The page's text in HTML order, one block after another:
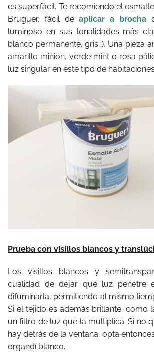
es superfácil. Te recomiendo el
Bruguer, fácil deaplicar a brochao
luminoso en sus tonalidades más
blanco permanente, gris…). Una pieza
amarillo minion, verde mint o rosa
luz singular en este tipo de
Prueba con visillos blancos y
Los visillos blancos y
cualidad de dejar que luz penetre
difuminarla, permitiendo al mismo
Si el tejido es además brillante, como
un filtro de luz que la multiplica. Si no
hay detrás de la ventana, opta
organdí blanco.